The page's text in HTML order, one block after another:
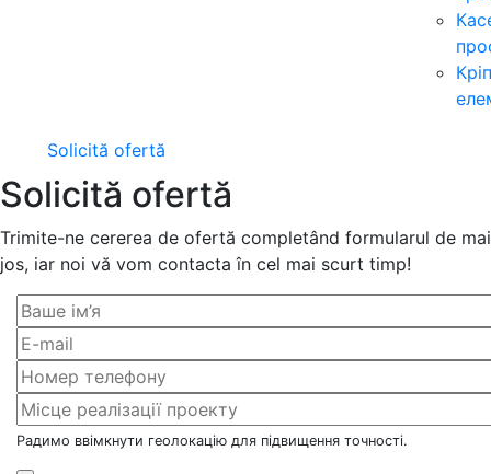
Solicită ofertă
Solicită ofertă
Trimite-ne cererea de ofertă completând formularul de mai
jos, iar noi vă vom contacta în cel mai scurt timp!
Радимо ввімкнути геолокацію для підвищення точності.